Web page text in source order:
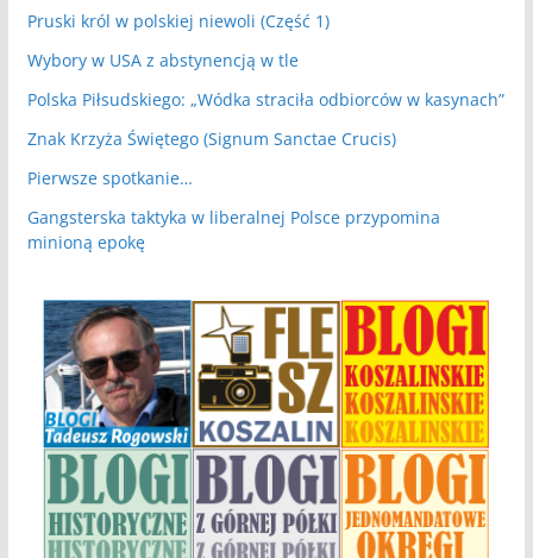
Pruski król w polskiej niewoli (Część 1)
Wybory w USA z abstynencją w tle
Polska Piłsudskiego: „Wódka straciła odbiorców w kasynach”
Znak Krzyża Świętego (Signum Sanctae Crucis)
Pierwsze spotkanie…
Gangsterska taktyka w liberalnej Polsce przypomina
minioną epokę